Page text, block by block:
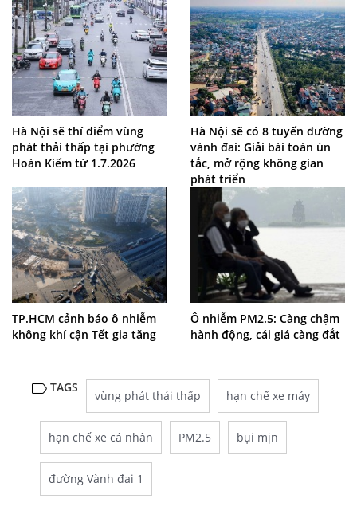
Hà Nội sẽ thí điểm vùng
phát thải thấp tại phường
Hoàn Kiếm từ 1.7.2026
Hà Nội sẽ có 8 tuyến đường
vành đai: Giải bài toán ùn
tắc, mở rộng không gian
phát triển
TP.HCM cảnh báo ô nhiễm
không khí cận Tết gia tăng
Ô nhiễm PM2.5: Càng chậm
hành động, cái giá càng đắt
TAGS
vùng phát thải thấp hạn chế xe máy
hạn chế xe cá nhân PM2.5 bụi mịn
đường Vành đai 1